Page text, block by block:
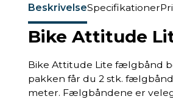
BeskrivelseSpecifikationer
Bike Attitude
Bike Attitude Lite fælgbånd
pakken får du 2 stk.
meter. Fælgbåndene er